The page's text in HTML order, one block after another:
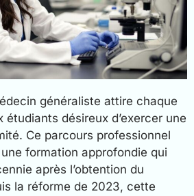
généraliste attire chaque
étudiants désireux d’exercer une
Ce parcours professionnel
formation approfondie qui
après l’obtention du
la réforme de 2023, cette